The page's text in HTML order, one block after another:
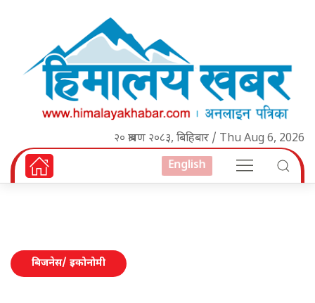
२० श्रावण २०८३, बिहिबार / Thu Aug 6, 2026
English
बिजनेस/ इकोनोमी